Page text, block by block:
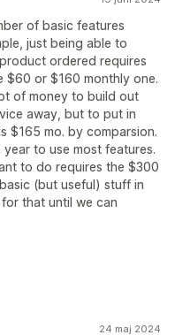
of basic features
just being able to
ordered requires
$60 or $160 monthly one.
of money to build out
away, but to put in
$165 mo. by comparsion.
to use most features.
to do requires the $300
(but useful) stuff in
that until we can
24 maj 2024